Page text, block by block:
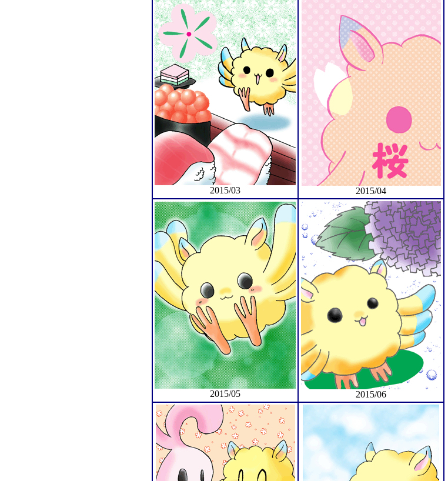
2015/03 2015/04
2015/05 2015/06